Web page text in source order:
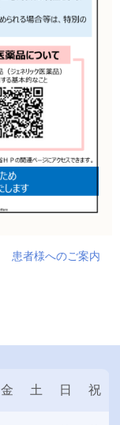
患者様へのご案内
金 土 日 祝